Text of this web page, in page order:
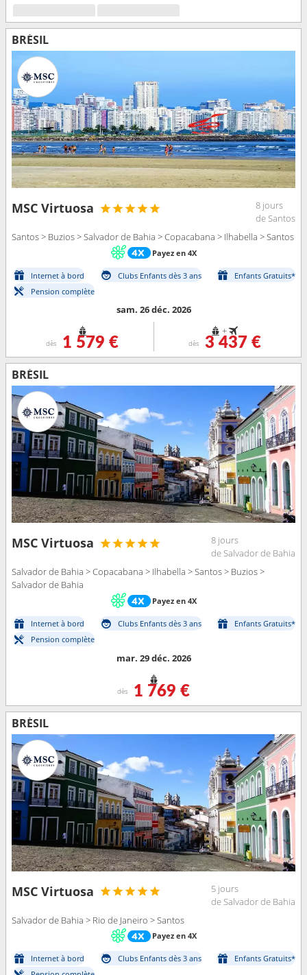
BRÉSIL
MSC Virtuosa
8 jours
de Santos
Santos > Buzios > Salvador de Bahia > Copacabana > Ilhabella > Santos
Payez en 4X
Internet à bord Clubs Enfants dès 3 ans
Enfants Gratuits*
Pension complète
sam. 26 déc. 2026
dès 1 579 €
+
dès 3 437 €
BRÉSIL
MSC Virtuosa
8 jours
de Salvador de Bahia
Salvador de Bahia > Copacabana > Ilhabella > Santos > Buzios >
Salvador de Bahia
Payez en 4X
Internet à bord Clubs Enfants dès 3 ans
Enfants Gratuits*
Pension complète
mar. 29 déc. 2026
dès 1 769 €
BRÉSIL
MSC Virtuosa
5 jours
de Salvador de Bahia
Salvador de Bahia > Rio de Janeiro > Santos
Payez en 4X
Internet à bord Clubs Enfants dès 3 ans
Enfants Gratuits*